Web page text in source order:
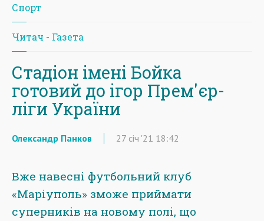
Спорт
Читач - Газета
Стадіон імені Бойка
готовий до ігор Прем'єр-
ліги України
Олександр Панков 27 січ '21 18:42
Вже навесні футбольний клуб
«Маріуполь» зможе приймати
суперників на новому полі, що